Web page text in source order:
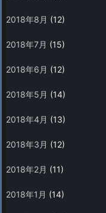
2018年8月 (12)
2018年7月 (15)
2018年6月 (12)
2018年5月 (14)
2018年4月 (13)
2018年3月 (12)
2018年2月 (11)
2018年1月 (14)